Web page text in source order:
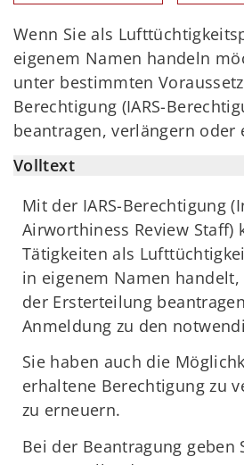
Wenn Sie als
eigenem Namen handeln
unter bestimmten
Berechtigung (IARS-
beantragen, verlängern oder
Volltext
Mit der IARS-Berechtigung
Airworthiness Review Staff)
Tätigkeiten als
in eigenem Namen
der Ersterteilung
Anmeldung zu den
Sie haben auch die
erhaltene Berechtigung zu
zu erneuern.
Bei der Beantragung geben